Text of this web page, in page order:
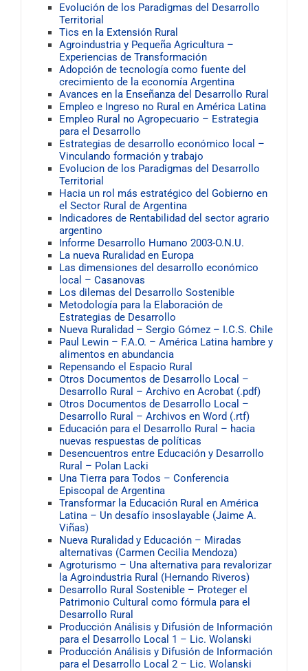
Evolución de los Paradigmas del Desarrollo
Territorial
Tics en la Extensión Rural
Agroindustria y Pequeña Agricultura –
Experiencias de Transformación
Adopción de tecnología como fuente del
crecimiento de la economía Argentina
Avances en la Enseñanza del Desarrollo Rural
Empleo e Ingreso no Rural en América Latina
Empleo Rural no Agropecuario – Estrategia
para el Desarrollo
Estrategias de desarrollo económico local –
Vinculando formación y trabajo
Evolucion de los Paradigmas del Desarrollo
Territorial
Hacia un rol más estratégico del Gobierno en
el Sector Rural de Argentina
Indicadores de Rentabilidad del sector agrario
argentino
Informe Desarrollo Humano 2003-O.N.U.
La nueva Ruralidad en Europa
Las dimensiones del desarrollo económico
local – Casanovas
Los dilemas del Desarrollo Sostenible
Metodología para la Elaboración de
Estrategias de Desarrollo
Nueva Ruralidad – Sergio Gómez – I.C.S. Chile
Paul Lewin – F.A.O. – América Latina hambre y
alimentos en abundancia
Repensando el Espacio Rural
Otros Documentos de Desarrollo Local –
Desarrollo Rural – Archivo en Acrobat (.pdf)
Otros Documentos de Desarrollo Local –
Desarrollo Rural – Archivos en Word (.rtf)
Educación para el Desarrollo Rural – hacia
nuevas respuestas de políticas
Desencuentros entre Educación y Desarrollo
Rural – Polan Lacki
Una Tierra para Todos – Conferencia
Episcopal de Argentina
Transformar la Educación Rural en América
Latina – Un desafío insoslayable (Jaime A.
Viñas)
Nueva Ruralidad y Educación – Miradas
alternativas (Carmen Cecilia Mendoza)
Agroturismo – Una alternativa para revalorizar
la Agroindustria Rural (Hernando Riveros)
Desarrollo Rural Sostenible – Proteger el
Patrimonio Cultural como fórmula para el
Desarrollo Rural
Producción Análisis y Difusión de Información
para el Desarrollo Local 1 – Lic. Wolanski
Producción Análisis y Difusión de Información
para el Desarrollo Local 2 – Lic. Wolanski